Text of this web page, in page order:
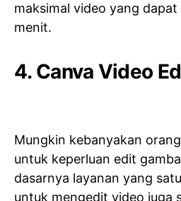
maksimal video yang dapat
menit.
4. Canva Video
Mungkin kebanyakan
untuk keperluan edit
dasarnya layanan yang
untuk mengedit video juga